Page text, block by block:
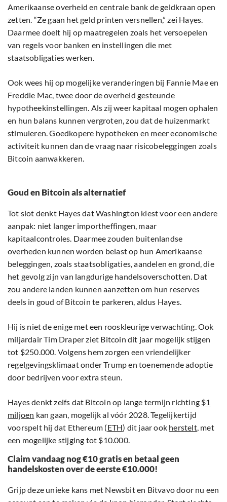
Amerikaanse overheid en centrale bank de geldkraan open
zetten. “Ze gaan het geld printen versnellen,” zei Hayes.
Daarmee doelt hij op maatregelen zoals het versoepelen
van regels voor banken en instellingen die met
staatsobligaties werken.
Ook wees hij op mogelijke veranderingen bij Fannie Mae en
Freddie Mac, twee door de overheid gesteunde
hypotheekinstellingen. Als zij weer kapitaal mogen ophalen
en hun balans kunnen vergroten, zou dat de huizenmarkt
stimuleren. Goedkopere hypotheken en meer economische
activiteit kunnen dan de vraag naar risicobeleggingen zoals
Bitcoin aanwakkeren.
Goud en Bitcoin als alternatief
Tot slot denkt Hayes dat Washington kiest voor een andere
aanpak: niet langer importheffingen, maar
kapitaalcontroles. Daarmee zouden buitenlandse
overheden kunnen worden belast op hun Amerikaanse
beleggingen, zoals staatsobligaties, aandelen en grond, die
het gevolg zijn van langdurige handelsoverschotten. Dat
zou andere landen kunnen aanzetten om hun reserves
deels in goud of Bitcoin te parkeren, aldus Hayes.
Hij is niet de enige met een rooskleurige verwachting. Ook
miljardair Tim Draper ziet Bitcoin dit jaar mogelijk stijgen
tot $250.000. Volgens hem zorgen een vriendelijker
regelgevingsklimaat onder Trump en toenemende adoptie
door bedrijven voor extra steun.
Hayes denkt zelfs dat Bitcoin op lange termijn richting $1
miljoen kan gaan, mogelijk al vóór 2028. Tegelijkertijd
voorspelt hij dat Ethereum (ETH) dit jaar ook herstelt, met
een mogelijke stijging tot $10.000.
Claim vandaag nog €10 gratis en betaal geen
handelskosten over de eerste €10.000!
Grijp deze unieke kans met Newsbit en Bitvavo door nu een